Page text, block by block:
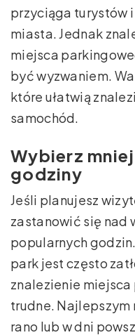
przyciąga turystów
miasta. Jednak
miejsca
być wyzwaniem.
które ułatwią
samochód.
Wybierz
godziny
Jeśli planujesz
zastanowić się nad
popularnych
park jest często
znalezienie
trudne. Najlepszym
rano lub w dni